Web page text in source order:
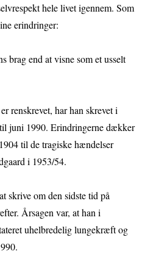
hele livet igennem. Som
erindringer:
brag end at visne som et usselt
renskrevet, har han skrevet i
juni 1990. Erindringerne dækker
til de tragiske hændelser
i 1953/54.
skrive om den sidste tid på
Årsagen var, at han i
uhelbredelig lungekræft og